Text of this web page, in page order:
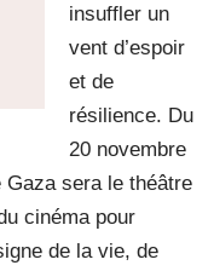
insuffler un
vent d’espoir
et de
résilience. Du
20 novembre
Gaza sera le théâtre
cinéma pour
de la vie, de